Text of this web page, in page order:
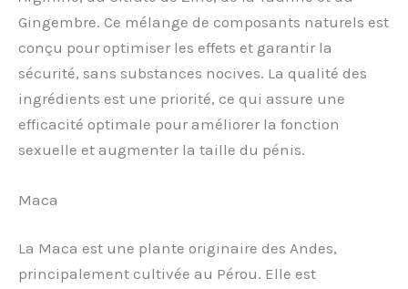
Gingembre. Ce mélange de composants naturels est
conçu pour optimiser les effets et garantir la
sécurité, sans substances nocives. La qualité des
ingrédients est une priorité, ce qui assure une
efficacité optimale pour améliorer la fonction
sexuelle et augmenter la taille du pénis.
Maca
La Maca est une plante originaire des Andes,
principalement cultivée au Pérou. Elle est